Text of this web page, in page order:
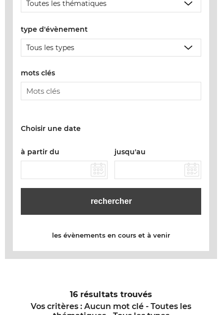
type d'évènement
mots clés
Choisir une date
à partir du jusqu'au
les évènements en cours et à venir
16 résultats trouvés
Vos critères : Aucun mot clé - Toutes les